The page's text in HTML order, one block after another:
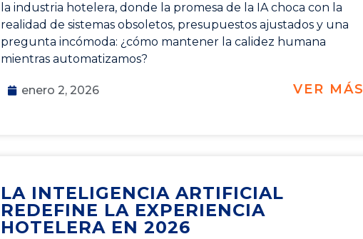
la industria hotelera, donde la promesa de la IA choca con la
realidad de sistemas obsoletos, presupuestos ajustados y una
pregunta incómoda: ¿cómo mantener la calidez humana
mientras automatizamos?
enero 2, 2026 VER MÁS
LA INTELIGENCIA ARTIFICIAL
REDEFINE LA EXPERIENCIA
HOTELERA EN 2026